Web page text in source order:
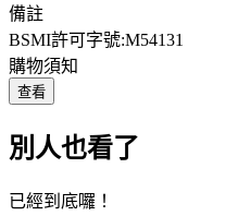
備註
BSMI許可字號:M54131
購物須知
查看
別人也看了
已經到底囉！